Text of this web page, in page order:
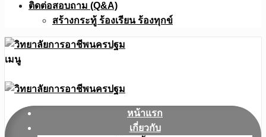
ติดต่อสอบถาม (Q&A)
สร้างกระทู้ ร้องเรียน ร้องทุกข์
เมนู
หน้าแรก
เกี่ยวกับ